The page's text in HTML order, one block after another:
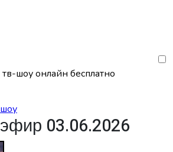
шоу онлайн бесплатно
03.06.2026